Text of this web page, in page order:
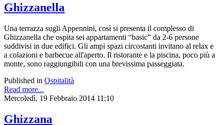
Ghizzanella
Una terrazza sugli Appennini, così si presenta il complesso di
Ghizzanella che ospita sei appartamenti “basic” da 2-6 persone
suddivisi in due edifici. Gli ampi spazi circostanti invitano al relax e
a colazioni e barbecue all'aperto. Il ristorante e la piscina, poco più a
monte, sono raggiungibili con una brevissima passeggiata.
Published in Ospitalità
Read more...
Mercoledì, 19 Febbraio 2014 11:10
Ghizzana